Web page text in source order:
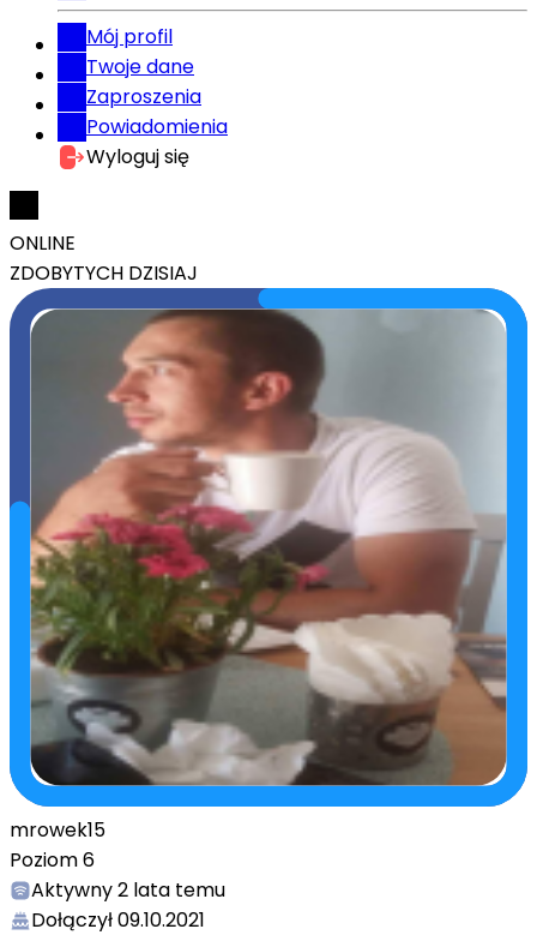
Mój profil
Twoje dane
Zaproszenia
Powiadomienia
Wyloguj się
ONLINE
ZDOBYTYCH DZISIAJ
mrowek15
Poziom6
Aktywny2 lata temu
Dołączył09.10.2021